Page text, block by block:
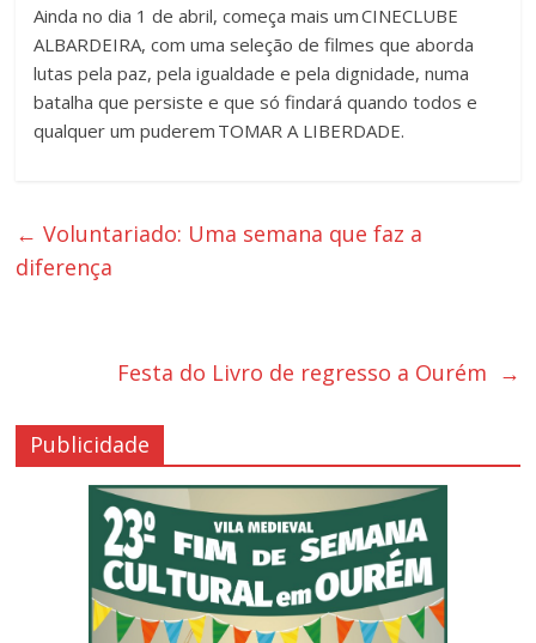
Ainda no dia 1 de abril, começa mais um CINECLUBE
ALBARDEIRA, com uma seleção de filmes que aborda
lutas pela paz, pela igualdade e pela dignidade, numa
batalha que persiste e que só findará quando todos e
qualquer um puderem TOMAR A LIBERDADE.
← Voluntariado: Uma semana que faz a
diferença
Festa do Livro de regresso a Ourém →
Publicidade